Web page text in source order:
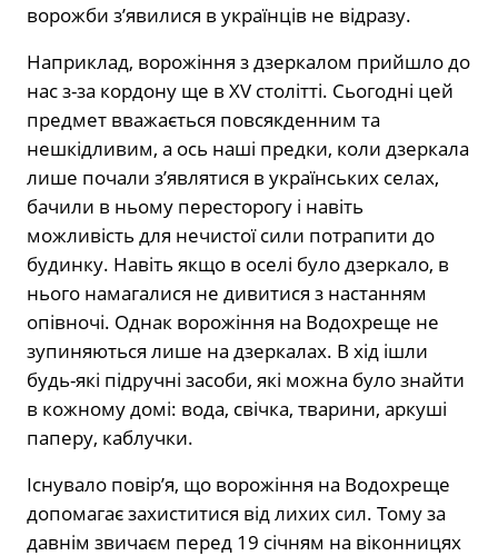
ворожби з’явилися в українців не відразу.
Наприклад, ворожіння з дзеркалом прийшло до
нас з-за кордону ще в XV столітті. Сьогодні цей
предмет вважається повсякденним та
нешкідливим, а ось наші предки, коли дзеркала
лише почали з’являтися в українських селах,
бачили в ньому пересторогу і навіть
можливість для нечистої сили потрапити до
будинку. Навіть якщо в оселі було дзеркало, в
нього намагалися не дивитися з настанням
опівночі. Однак ворожіння на Водохреще не
зупиняються лише на дзеркалах. В хід ішли
будь-які підручні засоби, які можна було знайти
в кожному домі: вода, свічка, тварини, аркуші
паперу, каблучки.
Існувало повір’я, що ворожіння на Водохреще
допомагає захиститися від лихих сил. Тому за
давнім звичаєм перед 19 січням на віконницях